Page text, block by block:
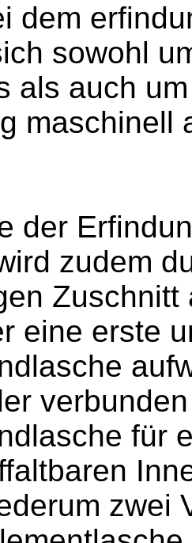
dem
sowohl
als auch
maschinell
der
zudem
eine erste
für
zwei